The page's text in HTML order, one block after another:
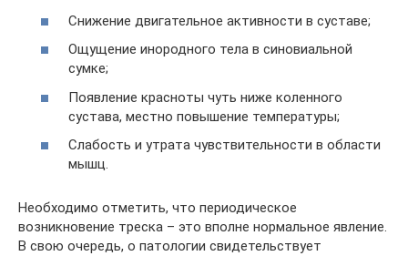
Снижение двигательное активности в суставе;
Ощущение инородного тела в синовиальной
сумке;
Появление красноты чуть ниже коленного
сустава, местно повышение температуры;
Слабость и утрата чувствительности в области
мышц.
Необходимо отметить, что периодическое
возникновение треска – это вполне нормальное явление.
В свою очередь, о патологии свидетельствует